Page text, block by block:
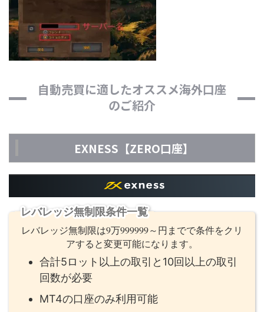
自動売買に適したオススメ海外口座
のご紹介
EXNESS【ZERO口座】
レバレッジ無制限条件一覧
レバレッジ無制限は9万999999～円までで条件をクリ
アすると変更可能になります。
合計5ロット以上の取引と10回以上の取引
回数が必要
MT4の口座のみ利用可能